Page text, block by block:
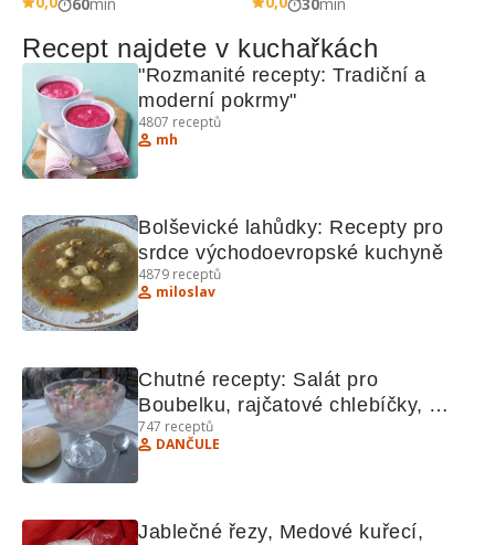
Recept najdete v kuchařkách
"Rozmanité recepty: Tradiční a
moderní pokrmy"
4807 receptů
mh
Bolševické lahůdky: Recepty pro
srdce východoevropské kuchyně
4879 receptů
miloslav
Chutné recepty: Salát pro
Boubelku, rajčatové chlebíčky,
perníčky, chlebový dort, Eskymo
řezy.
747 receptů
DANČULE
Jablečné řezy, Medové kuřecí,